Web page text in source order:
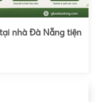
nhà Đà Nẵng tiện